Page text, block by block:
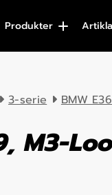
Produkter
3-serie BMW
M3-